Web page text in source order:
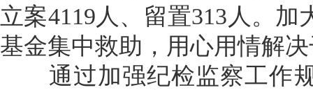
立案4119人、留置313人。
基金集中救助，用心用情解
通过加强纪检监察工作规